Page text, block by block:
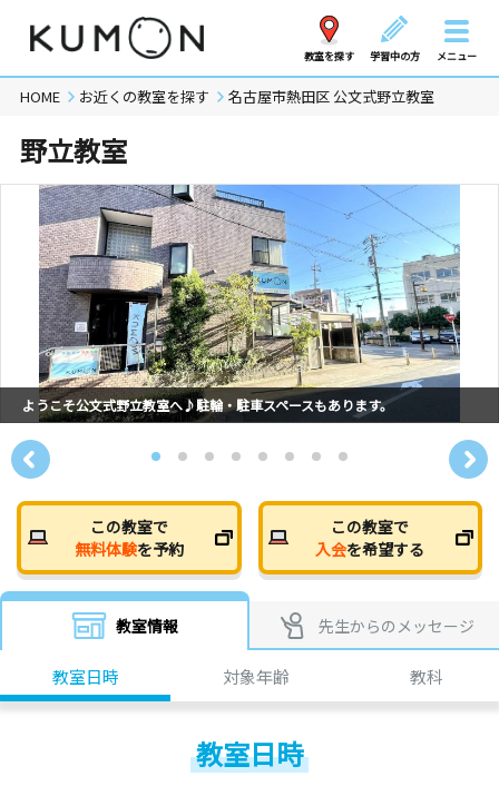
教室を探す 学習中の方 メニュー
HOME お近くの教室を探す 名古屋市熱田区 公文式野立教室
野立教室
ようこそ公文式野立教室へ♪駐輪・駐車スペースもあります。
この教室で
無料体験を予約
この教室で
入会を希望する
教室情報 先生からのメッセージ
教室日時 対象年齢 教科
教室日時